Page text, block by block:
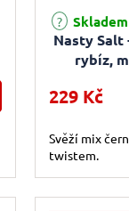
Nasty Salt
rybíz,
229 Kč
Svěží mix
twistem.